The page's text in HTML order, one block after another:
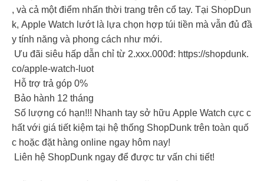
, và cả một điểm nhấn thời trang trên cổ tay. Tại ShopDun
k, Apple Watch lướt là lựa chọn hợp túi tiền mà vẫn đủ đầ
y tính năng và phong cách như mới.
Ưu đãi siêu hấp dẫn chỉ từ 2.xxx.000đ: https://shopdunk.
co/apple-watch-luot
Hỗ trợ trả góp 0%
Bảo hành 12 tháng
Số lượng có hạn!!! Nhanh tay sở hữu Apple Watch cực c
hất với giá tiết kiệm tại hệ thống ShopDunk trên toàn quố
c hoặc đặt hàng online ngay hôm nay!
Liên hệ ShopDunk ngay để được tư vấn chi tiết!